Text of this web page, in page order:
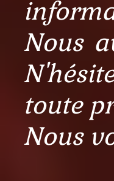
Nous
toute
Nous